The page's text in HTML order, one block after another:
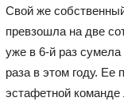
Свой же
превзошла на две
уже в 6-й раз
раза в этом году. Ее
эстафетной